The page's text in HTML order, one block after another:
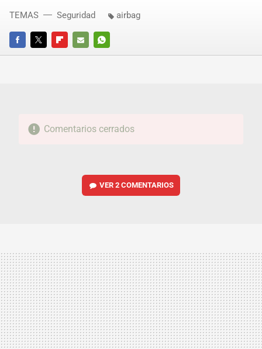
FACEBOOKTWITTERFLIPBOARD
E-
WHATSAPP
TEMAS Seguridad airbag
Comentarios cerrados
VER2 COMENTARIOS